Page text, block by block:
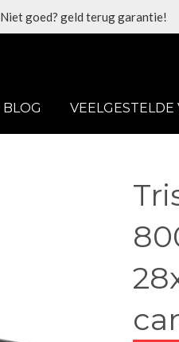
Niet goed? geld terug garantie!
BLOG VEELGESTELDE